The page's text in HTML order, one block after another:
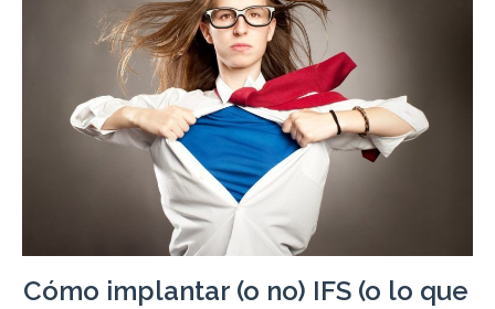
Cómo implantar (o no) IFS (o lo que